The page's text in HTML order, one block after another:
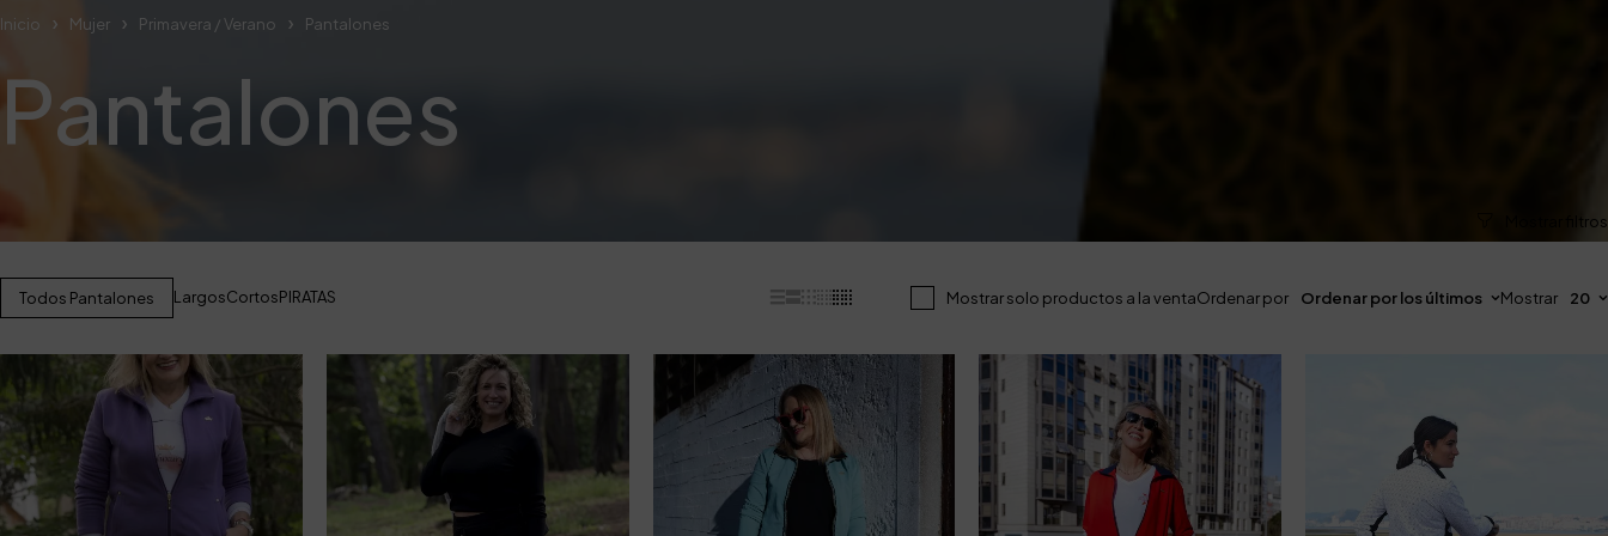
Inicio Mujer Primavera / Verano Pantalones
Pantalones
Todos Pantalones LargosCortosPIRATAS Mostrar solo productos a la ventaOrdenar por Ordenar por los últimos Mostrar 20